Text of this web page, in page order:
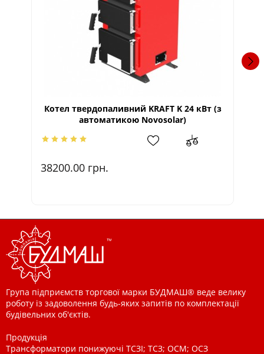
Котел твердопаливний KRAFT K 24 кВт (з
автоматикою Novosolar)
38200.00 грн.
Група підприємств торгової марки БУДМАШ® веде велику
роботу із задоволення будь-яких запитів по комплектації
будівельних об'єктів.
Продукція
Трансформатори понижуючі ТСЗІ; ТСЗ; ОСМ; ОСЗ